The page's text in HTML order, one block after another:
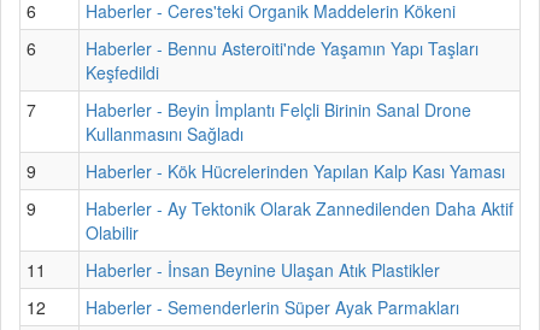
6
Haberler - Ceres'teki Organik Maddelerin Kökeni
6
Haberler - Bennu Asteroiti'nde Yaşamın Yapı Taşları
Keşfedildi
7
Haberler - Beyin İmplantı Felçli Birinin Sanal Drone
Kullanmasını Sağladı
9
Haberler - Kök Hücrelerinden Yapılan Kalp Kası Yaması
9
Haberler - Ay Tektonik Olarak Zannedilenden Daha Aktif
Olabilir
11
Haberler - İnsan Beynine Ulaşan Atık Plastikler
12
Haberler - Semenderlerin Süper Ayak Parmakları